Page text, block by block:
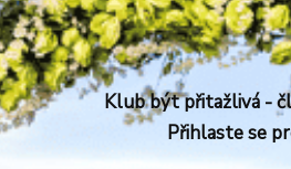
Klub být přitažlivá -
Přihlaste se